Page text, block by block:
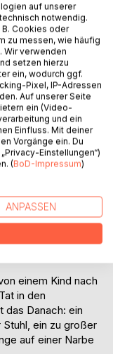
in einem neuen
Wege, neue
Mara und
fahren ihn zur
jeden Tag, wie
kaum erträgt.
Geschichten vom
trotzdem
ist, hält Arthur
Trost und
zu zeigen,
einem Kind nach
in den
das Danach: ein
ein zu großer
auf einer Narbe
auf unserer
notwendig.
Cookies oder
zu messen, wie häufig
Wir verwenden
setzen hierzu
ein, wodurch ggf.
Pixel, IP-Adressen
Auf unserer Seite
ein (Video-
und ein
Einfluss. Mit deiner
Vorgänge ein. Du
Einstellungen“)
(BoD-Impressum)
ANPASSEN